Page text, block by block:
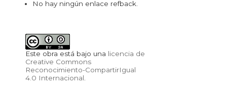
No hay ningún enlace refback.
Este obra está bajo una licencia de
Creative Commons
Reconocimiento-CompartirIgual
4.0 Internacional